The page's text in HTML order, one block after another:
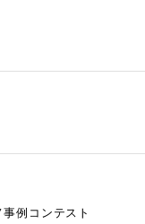
事例コンテスト